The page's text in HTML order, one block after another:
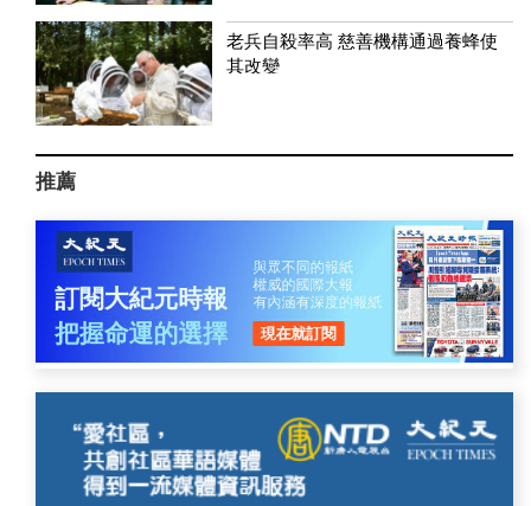
老兵自殺率高 慈善機構通過養蜂使
其改變
推薦